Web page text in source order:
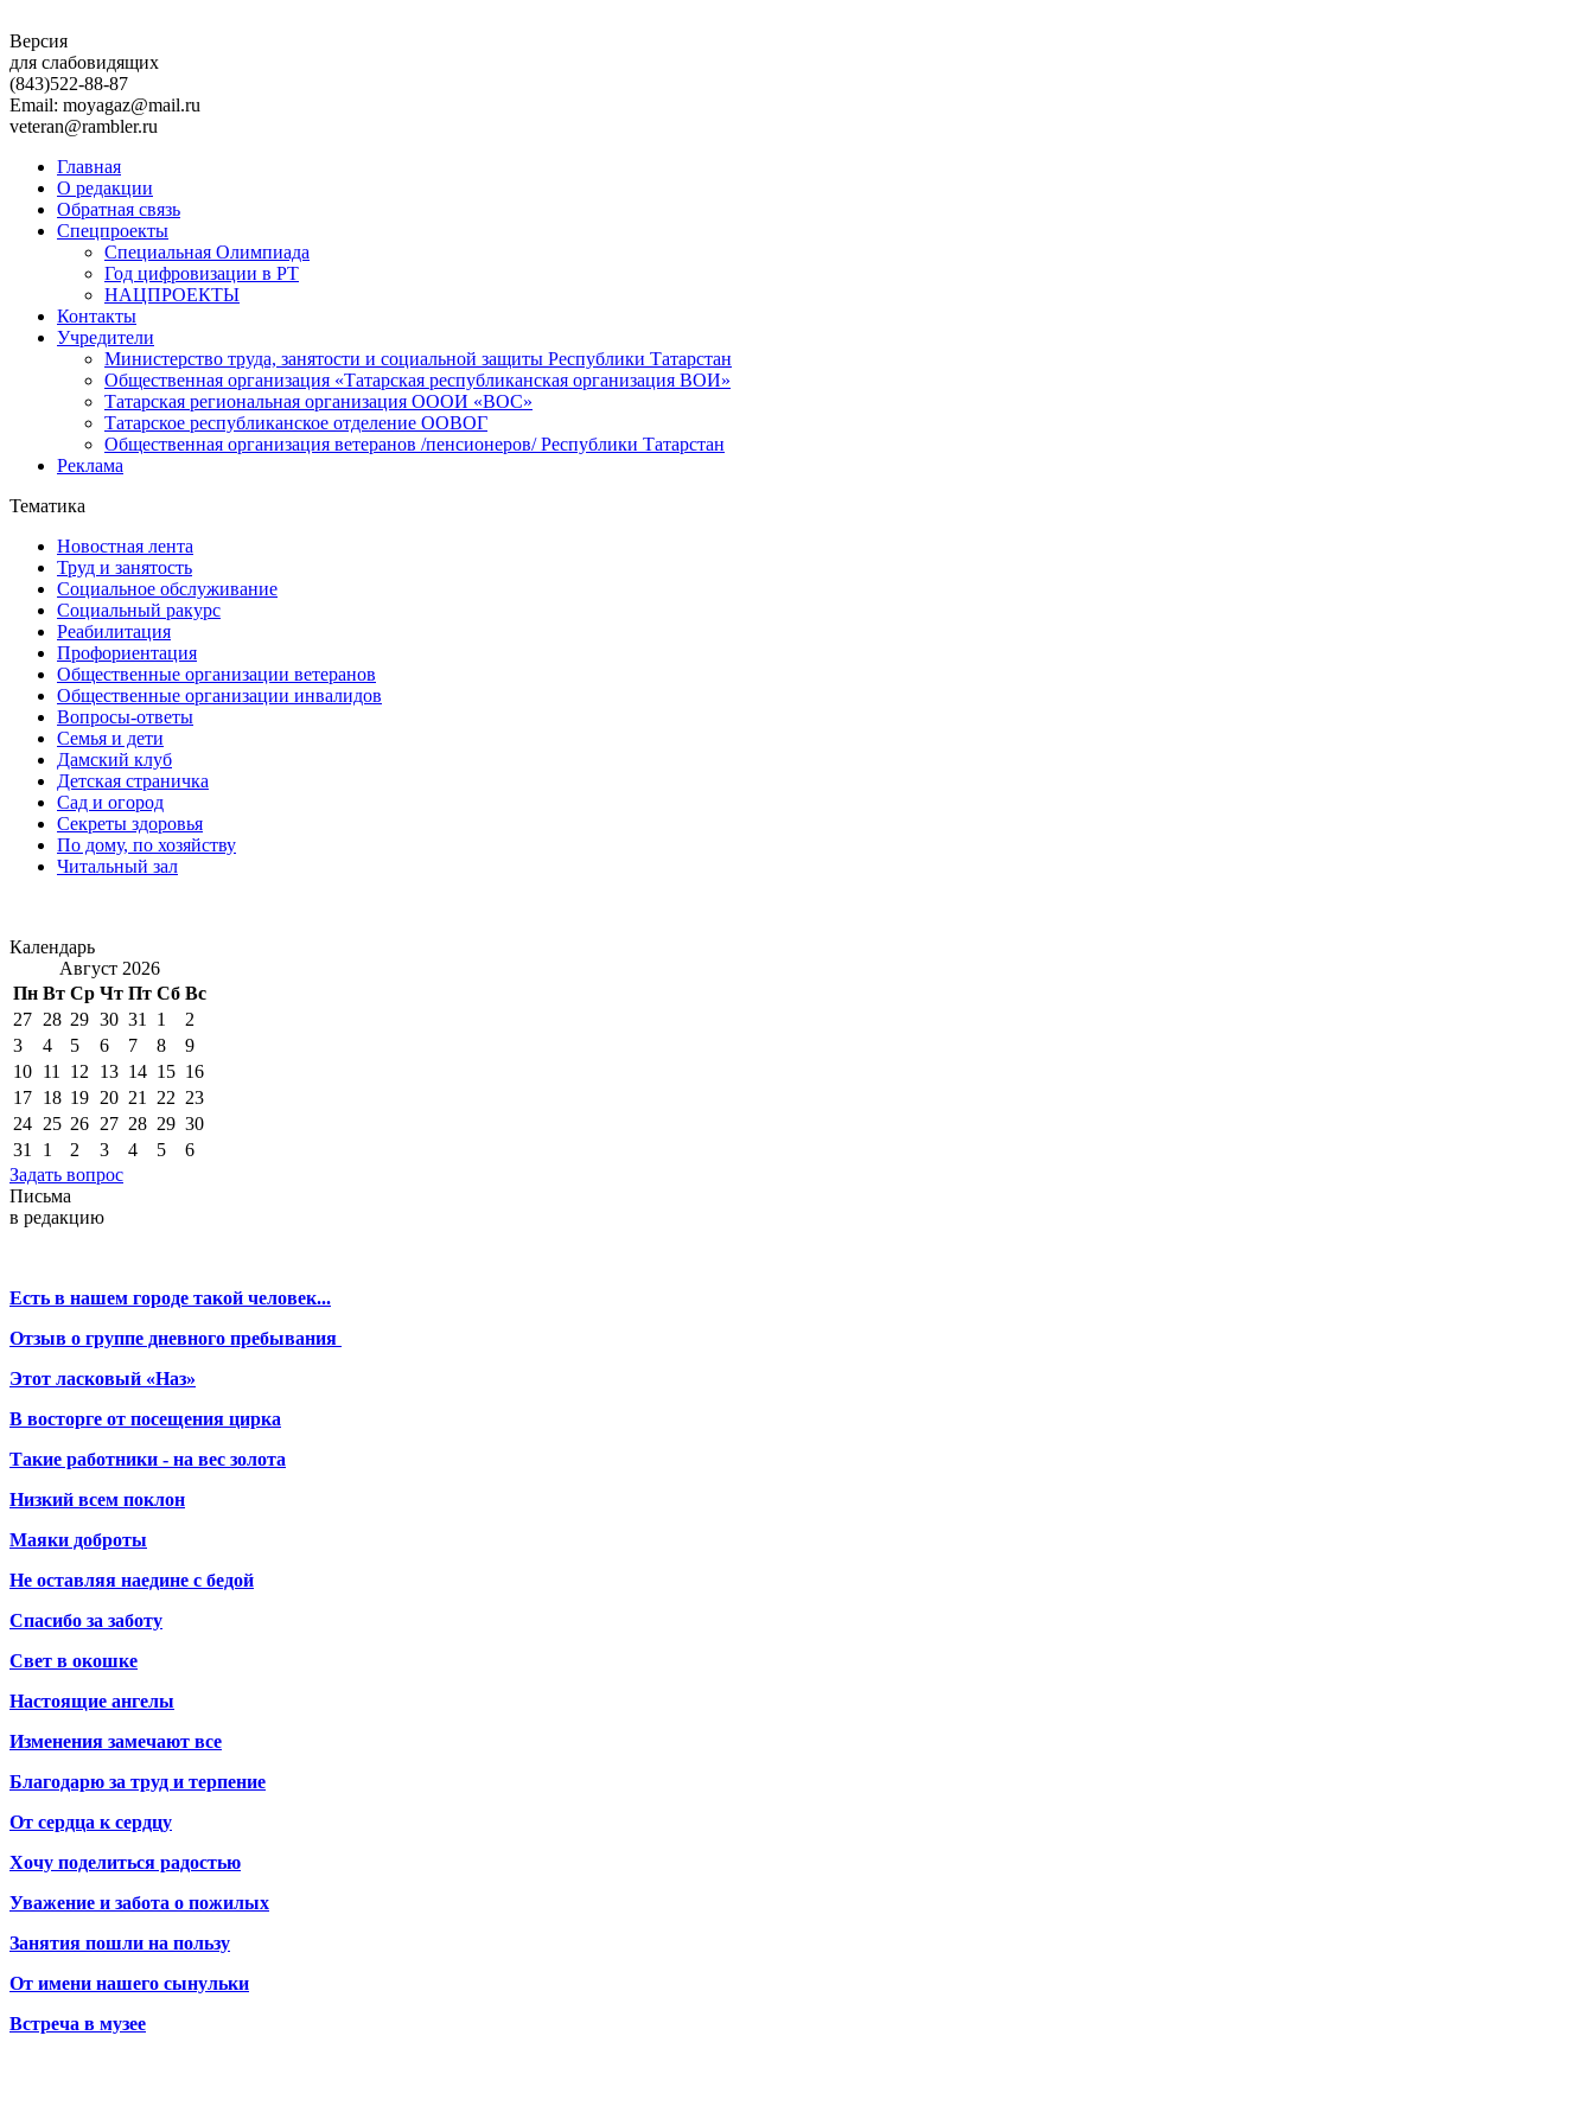
Версия
для слабовидящих
(843)522-88-87
Email: moyagaz@mail.ru
veteran@rambler.ru
Главная
О редакции
Обратная связь
Спецпроекты
Специальная Олимпиада
Год цифровизации в РТ
НАЦПРОЕКТЫ
Контакты
Учредители
Министерство труда, занятости и социальной защиты Республики Татарстан
Общественная организация «Татарская республиканская организация ВОИ»
Татарская региональная организация ОООИ «ВОС»
Татарское республиканское отделение ООВОГ
Общественная организация ветеранов /пенсионеров/ Республики Татарстан
Реклама
Тематика
Новостная лента
Труд и занятость
Социальное обслуживание
Социальный ракурс
Реабилитация
Профориентация
Общественные организации ветеранов
Общественные организации инвалидов
Вопросы-ответы
Семья и дети
Дамский клуб
Детская страничка
Сад и огород
Секреты здоровья
По дому, по хозяйству
Читальный зал
Календарь
Август 2026
Пн Вт Ср Чт Пт Сб Вс
27 28 29 30 31 1
2
3
4 5 6 7 8
9
10 11 12 13 14 15 16
17 18 19 20 21 22 23
24 25 26 27 28 29 30
31
1 2 3 4 5
6
Задать вопрос
Письма
в редакцию
Есть в нашем городе такой человек...
Отзыв о группе дневного пребывания
Этот ласковый «Наз»
В восторге от посещения цирка
Такие работники - на вес золота
Низкий всем поклон
Маяки доброты
Не оставляя наедине с бедой
Спасибо за заботу
Свет в окошке
Настоящие ангелы
Изменения замечают все
Благодарю за труд и терпение
От сердца к сердцу
Хочу поделиться радостью
Уважение и забота о пожилых
Занятия пошли на пользу
От имени нашего сынульки
Встреча в музее